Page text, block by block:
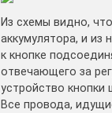
Из схемы видно,
аккумулятора, и из
к кнопке
отвечающего за
устройство кнопки
Все провода,